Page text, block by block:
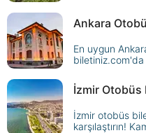
Ankara
En uygun
biletiniz.com'da
2026.
İzmir Otobüs
İzmir otobüs
karşılaştırın!